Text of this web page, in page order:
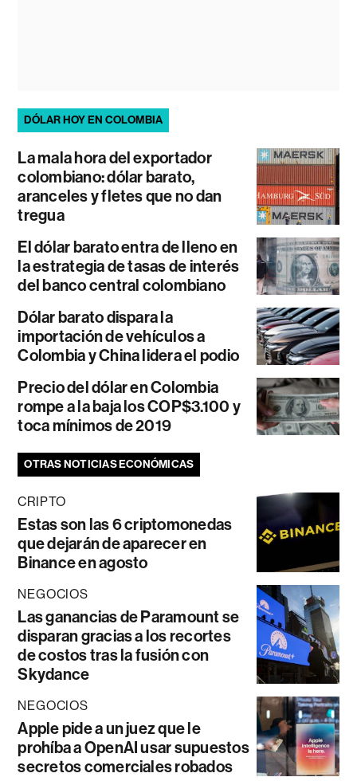
DÓLAR HOY EN COLOMBIA
La mala hora del exportador
colombiano: dólar barato,
aranceles y fletes que no dan
tregua
El dólar barato entra de lleno en
la estrategia de tasas de interés
del banco central colombiano
Dólar barato dispara la
importación de vehículos a
Colombia y China lidera el podio
Precio del dólar en Colombia
rompe a la baja los COP$3.100 y
toca mínimos de 2019
OTRAS NOTICIAS ECONÓMICAS
CRIPTO
Estas son las 6 criptomonedas
que dejarán de aparecer en
Binance en agosto
NEGOCIOS
Las ganancias de Paramount se
disparan gracias a los recortes
de costos tras la fusión con
Skydance
NEGOCIOS
Apple pide a un juez que le
prohíba a OpenAI usar supuestos
secretos comerciales robados